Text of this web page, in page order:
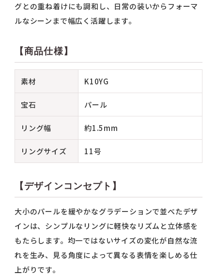
グとの重ね着けにも調和し、日常の装いからフォーマ
ルなシーンまで幅広く活躍します。
【商品仕様】
素材 K10YG
宝石 パール
リング幅 約1.5mm
リングサイズ 11号
【デザインコンセプト】
大小のパールを緩やかなグラデーションで並べたデザ
インは、シンプルなリングに軽快なリズムと立体感を
もたらします。均一ではないサイズの変化が自然な流
れを生み、見る角度によって異なる表情を楽しめる仕
上がりです。